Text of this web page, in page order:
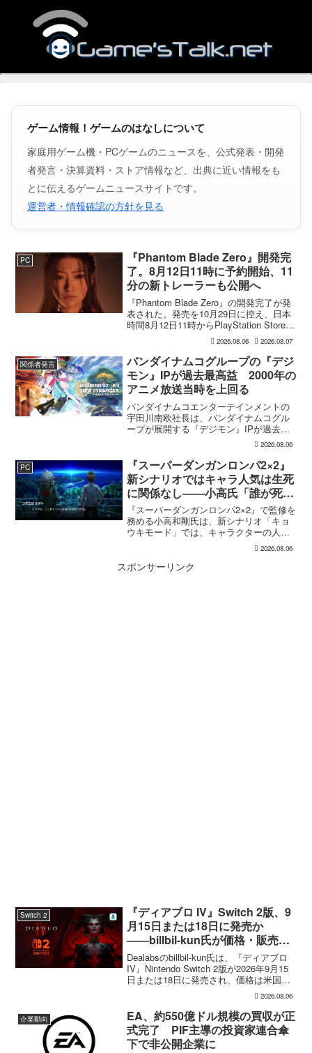
ゲーム情報！ゲームのはなしについて
家庭用ゲーム機・PCゲームのニュースを、公式発表・開発
者発言・決算資料・ストア情報など、出典に近い情報をも
とに伝えるゲームニュースサイトです。
運営者・情報確認の方針を見る
PC
『Phantom Blade Zero』開発完
了。8月12日11時に予約開始、11
分の新トレーラーも公開へ
『Phantom Blade Zero』の開発完了が発
表された。発売を10月29日に控え、日本
時間8月12日11時からPlayStation Store、
Steam、Epic Games Storeで予約受付が
始まる。同時に公開される新トレ...
2026.08.06 2026.08.07
関係者発言
バンダイナムコグループの『デジ
モン』IPが過去最高益 2000年の
アニメ放送当時を上回る
バンダイナムコエンターテインメントの
宇田川南欧社長は、バンダイナムコグル
ープが展開する『デジモン』IPが過去最
高益を記録し、2000年のアニメ放送当時
を上回ったと明らかにした。8月6日発売
の『週刊ファミ通』2026年8月20・27日
合併号に...
2026.08.06
PC
『スーパーダンガンロンパ2×2』
新シナリオではキャラ人気は生死
に関係なし――小高氏「誰が死ん
でもヘイトメールは送らないで」
『スーパーダンガンロンパ2×2』で監修を
務める小高和剛氏は、新シナリオ「キョ
ウキモード」では、キャラクターの人気
にかかわらず退場させるとRPG Siteのイ
ンタビューで語った。事件や出来事が原
作と変わることで、これまで見られなか
2026.08.06
スポンサーリンク
Switch 2
『ディアブロ IV』Switch 2版、9
月15日または18日に発売か
――billbil-kun氏が価格・販売形
態も独自入手
Dealabsのbillbil-kun氏は、『ディアブロ
IV』Nintendo Switch 2版が2026年9月15
日または18日に発売され、価格は米国
69.99ドルになると独自情報として伝え
た。パッケージ商品も用意されるが、ゲ
ームカー...
2026.08.06
企業動向
EA、約550億ドル規模の買収が正
式完了 PIF主導の投資家連合傘
下で非公開企業に